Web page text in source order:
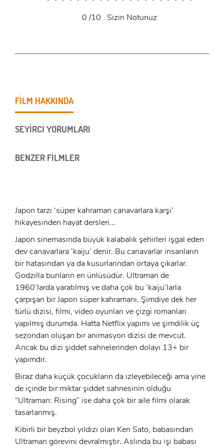
0/10 Sizin Notunuz
FİLM HAKKINDA
SEYİRCİ YORUMLARI
BENZER FİLMLER
Japon tarzı ‘süper kahraman canavarlara karşı’
hikayesinden hayat dersleri...
Japon sinemasında büyük kalabalık şehirleri işgal eden
dev canavarlara ‘kaiju’ denir. Bu canavarlar insanların
bir hatasından ya da kusurlarından ortaya çıkarlar.
Godzilla bunların en ünlüsüdür. Ultraman de
1960’larda yaratılmış ve daha çok bu ‘kaiju’larla
çarpışan bir Japon süper kahramanı. Şimdiye dek her
türlü dizisi, filmi, video oyunları ve çizgi romanları
yapılmış durumda. Hatta Netflix yapımı ve şimdilik üç
sezondan oluşan bir animasyon dizisi de mevcut.
Ancak bu dizi şiddet sahnelerinden dolayı 13+ bir
yapımdır.
Biraz daha küçük çocukların da izleyebileceği ama yine
de içinde bir miktar şiddet sahnesinin olduğu
“Ultraman: Rising” ise daha çok bir aile filmi olarak
tasarlanmış.
Kibirli bir beyzbol yıldızı olan Ken Sato, babasından
Ultraman görevini devralmıştır. Aslında bu işi babası